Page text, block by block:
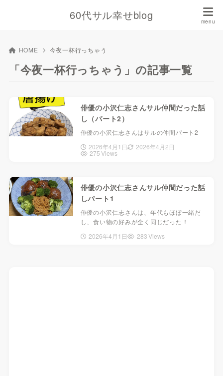
60代サル幸せblog
HOME 今夜一杯行っちゃう
「今夜一杯行っちゃう」の記事一覧
俳優の小沢仁志さんサル仲間だった話
し（パート2）
俳優の小沢仁志さんはサルの仲間パート2
2026年4月1日
2026年4月2日
275 Views
俳優の小沢仁志さんサル仲間だった話
しパート1
俳優の小沢仁志さんは、年代もほぼ一緒だ
し、食い物の好みが全く同じだった！
2026年4月1日
283 Views